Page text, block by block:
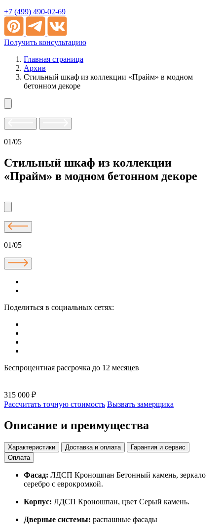
+7 (499) 490-02-69
Получить консультацию
Главная страница
Архив
Стильный шкаф из коллекции «Прайм» в модном
бетонном декоре
01/05
Стильный шкаф из коллекции
«Прайм» в модном бетонном декоре
01/05
Поделиться в социальных сетях:
Беспроцентная рассрочка до 12 месяцев
315 000 ₽
Рассчитать точную стоимость Вызвать замерщика
Описание и преимущества
Характеристики Доставка и оплата
Гарантия и сервис
Оплата
Фасад: ЛДСП Кроношпан Бетонный камень, зеркало
серебро с еврокромкой.
Корпус: ЛДСП Кроношпан, цвет Серый камень.
Дверные системы: распашные фасады